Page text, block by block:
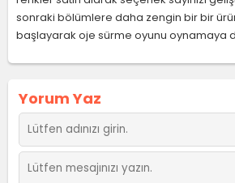
sonraki bölümlere daha zengin bir bir
başlayarak oje sürme oyunu oynamaya
Yorum Yaz